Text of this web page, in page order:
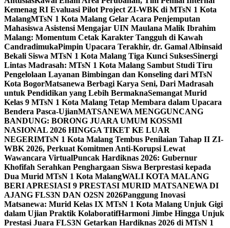
Kemenag RI Evaluasi Pilot Project ZI-WBK di MTsN 1 Kota
MalangMTsN 1 Kota Malang Gelar Acara Penjemputan
Mahasiswa Asistensi Mengajar UIN Maulana Malik Ibrahim
Malang: Momentum Cetak Karakter Tangguh di Kawah
CandradimukaPimpin Upacara Terakhir, dr. Gamal Albinsaid
Bekali Siswa MTsN 1 Kota Malang Tiga Kunci SuksesSinergi
Lintas Madrasah: MTsN 1 Kota Malang Sambut Studi Tiru
Pengelolaan Layanan Bimbingan dan Konseling dari MTsN
Kota BogorMatsanewa Berbagi Karya Seni, Dari Madrasah
untuk Pendidikan yang Lebih BermaknaSemangat Murid
Kelas 9 MTsN 1 Kota Malang Tetap Membara dalam Upacara
Bendera Pasca-UjianMATSANEWA MENGGUNCANG
BANDUNG: BORONG JUARA UMUM KOSSMI
NASIONAL 2026 HINGGA TIKET KE LUAR
NEGERIMTsN 1 Kota Malang Tembus Penilaian Tahap II ZI-
WBK 2026, Perkuat Komitmen Anti-Korupsi Lewat
Wawancara VirtualPuncak Hardiknas 2026: Gubernur
Khofifah Serahkan Penghargaan Siswa Berprestasi kepada
Dua Murid MTsN 1 Kota MalangWALI KOTA MALANG
BERI APRESIASI 9 PRESTASI MURID MATSANEWA DI
AJANG FLS3N DAN O2SN 2026Panggung Inovasi
Matsanewa: Murid Kelas IX MTsN 1 Kota Malang Unjuk Gigi
dalam Ujian Praktik KolaboratifHarmoni Jimbe Hingga Unjuk
Prestasi Juara FLS3N Getarkan Hardiknas 2026 di MTsN 1